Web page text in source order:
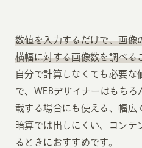
数値を入力するだけで、画像
横幅に対する画像数を調べる
自分で計算しなくても必要な
で、WEBデザイナーはもち
載する場合にも使える、幅広
暗算では出しにくい、コンテ
るときにおすすめです。